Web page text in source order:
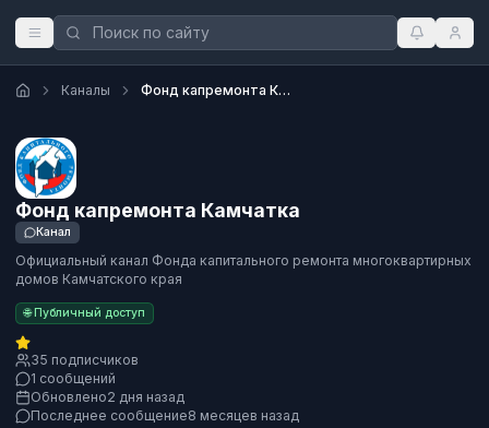
Каналы Фонд капремонта Камчатка
Фонд капремонта Камчатка
Канал
Официальный канал Фонда капитального ремонта многоквартирных
домов Камчатского края
🌐 Публичный доступ
35 подписчиков
1 сообщений
Обновлено2 дня назад
Последнее сообщение8 месяцев назад